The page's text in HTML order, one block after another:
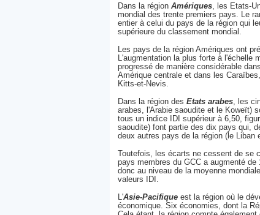
Dans la région Amériques, les Etats-
mondial des trente premiers pays. Le
entier à celui du pays de la région qui
supérieure du classement mondial.
Les pays de la région Amériques ont
L'augmentation la plus forte à
progressé de manière considérable
Amérique centrale et dans les
Kitts-et-Nevis.
Dans la région des Etats arabes, les
arabes, l'Arabie saoudite et le Koweït)
tous un indice IDI supérieur à 6,50,
saoudite) font partie des dix pays qui,
deux autres pays de la région (le Liban
Toutefois, les écarts ne cessent de se
pays membres du GCC a augmenté
donc au niveau de la moyenne
valeurs IDI.
L'Asie-Pacifiqueest la région où le
économique. Six économies, dont la